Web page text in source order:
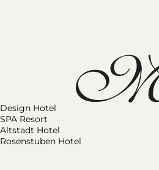
Design Hotel
SPA Resort
Altstadt Hotel
Rosenstuben Hotel